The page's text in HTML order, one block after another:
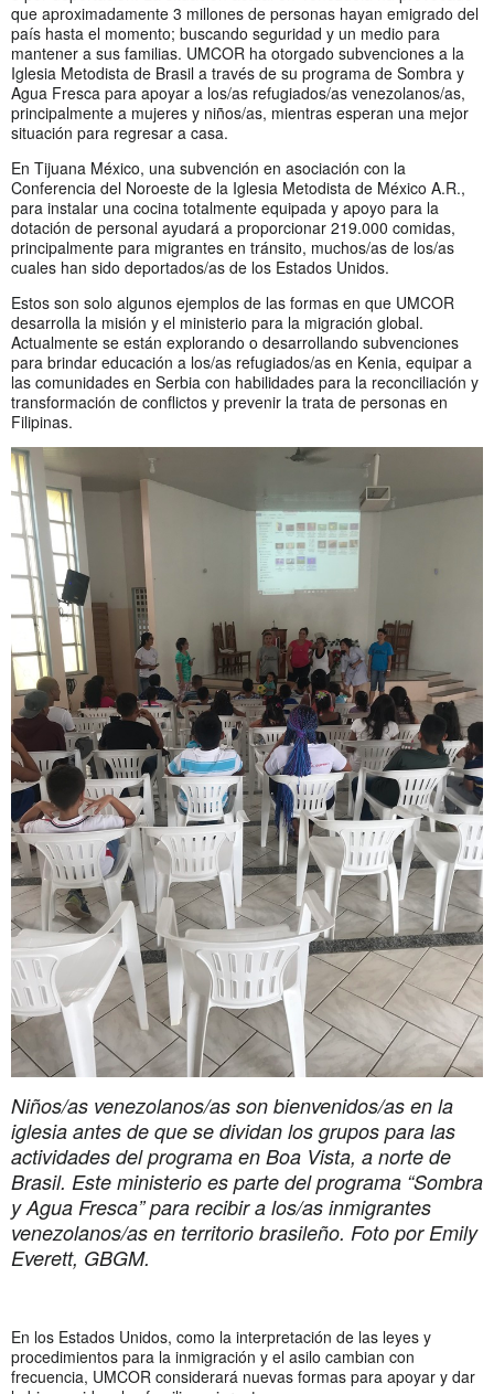
que aproximadamente 3 millones de personas hayan emigrado del
país hasta el momento; buscando seguridad y un medio para
mantener a sus familias. UMCOR ha otorgado subvenciones a la
Iglesia Metodista de Brasil a través de su programa de Sombra y
Agua Fresca para apoyar a los/as refugiados/as venezolanos/as,
principalmente a mujeres y niños/as, mientras esperan una mejor
situación para regresar a casa.
En Tijuana México, una subvención en asociación con la
Conferencia del Noroeste de la Iglesia Metodista de México A.R.,
para instalar una cocina totalmente equipada y apoyo para la
dotación de personal ayudará a proporcionar 219.000 comidas,
principalmente para migrantes en tránsito, muchos/as de los/as
cuales han sido deportados/as de los Estados Unidos.
Estos son solo algunos ejemplos de las formas en que UMCOR
desarrolla la misión y el ministerio para la migración global.
Actualmente se están explorando o desarrollando subvenciones
para brindar educación a los/as refugiados/as en Kenia, equipar a
las comunidades en Serbia con habilidades para la reconciliación y
transformación de conflictos y prevenir la trata de personas en
Filipinas.
Niños/as venezolanos/as son bienvenidos/as en la
iglesia antes de que se dividan los grupos para las
actividades del programa en Boa Vista, a norte de
Brasil. Este ministerio es parte del programa “Sombra
y Agua Fresca” para recibir a los/as inmigrantes
venezolanos/as en territorio brasileño. Foto por Emily
Everett, GBGM.
En los Estados Unidos, como la interpretación de las leyes y
procedimientos para la inmigración y el asilo cambian con
frecuencia, UMCOR considerará nuevas formas para apoyar y dar